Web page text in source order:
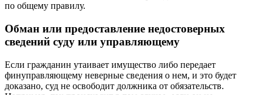
по общему правилу.
Обман или предоставление недостоверных
сведений суду или управляющему
Если гражданин утаивает имущество либо передает
финуправляющему неверные сведения о нем, и это будет
доказано, суд не освободит должника от обязательств.